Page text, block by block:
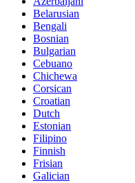
Belarusian
Bengali
Bosnian
Bulgarian
Cebuano
Chichewa
Corsican
Croatian
Dutch
Estonian
Filipino
Finnish
Frisian
Galician